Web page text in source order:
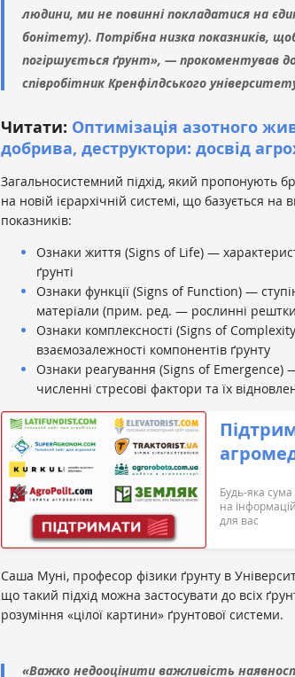
людини, ми не повинні покладатися на
бонітету). Потрібна низка показників,
погіршується ґрунт», — прокоментував
співробітник Кренфілдського
Читати: Оптимізація азотного
добрива, деструктори: досвід
Загальносистемний підхід, який пропонують
на новій ієрархічній системі, що базується на
показників:
Ознаки життя (Signs of Life) —
ґрунті
Ознаки функції (Signs of Function) —
матеріали (прим. ред. — рослинні
Ознаки комплексності (Signs of
взаємозалежності компонентів ґрунту
Ознаки реагування (Signs of Emergence)
численні стресові фактори та їх
Будь-яка
на
для вас
Саша Муні, професор фізики ґрунту в
що такий підхід можна застосувати до всіх
розуміння «цілої картини» ґрунтової системи.
«Важко недооцінити важливість